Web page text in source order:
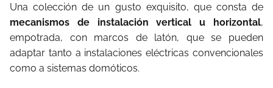
Una colección de un gusto exquisito, que consta de
mecanismos de instalación vertical u horizontal,
empotrada, con marcos de latón, que se pueden
adaptar tanto a instalaciones eléctricas convencionales
como a sistemas domóticos.